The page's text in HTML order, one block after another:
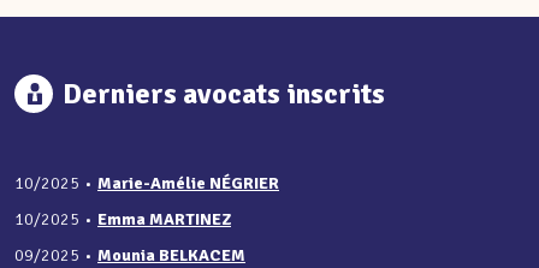
Derniers avocats inscrits
10/2025 • Marie-Amélie NÉGRIER
10/2025 • Emma MARTINEZ
09/2025 • Mounia BELKACEM